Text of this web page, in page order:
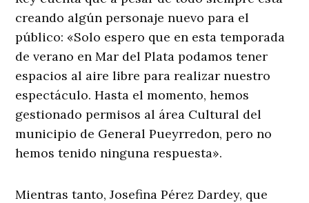
creando algún personaje nuevo para el
público: «Solo espero que en esta temporada
de verano en Mar del Plata podamos tener
espacios al aire libre para realizar nuestro
espectáculo. Hasta el momento, hemos
gestionado permisos al área Cultural del
municipio de General Pueyrredon, pero no
hemos tenido ninguna respuesta».
Mientras tanto, Josefina Pérez Dardey, que